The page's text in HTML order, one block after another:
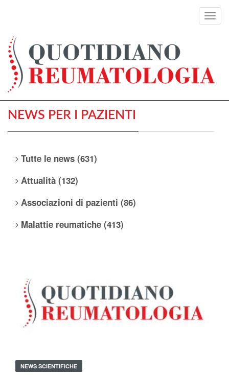
NEWS PER I PAZIENTI
Tutte le news (631)
Attualità (132)
Associazioni di pazienti (86)
Malattie reumatiche (413)
NEWS SCIENTIFICHE